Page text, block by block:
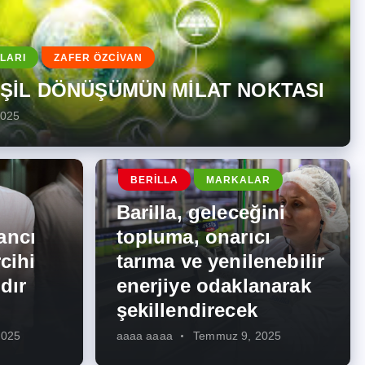
ZAFER ÖZCİVAN
DÖNÜŞÜMÜN MİLAT NOKTASI
BERILLA MARKALAR
Barilla, geleceğini
topluma, onarıcı
tarıma ve yenilenebilir
enerjiye odaklanarak
şekillendirecek
aaaa aaaa Temmuz 9, 2025